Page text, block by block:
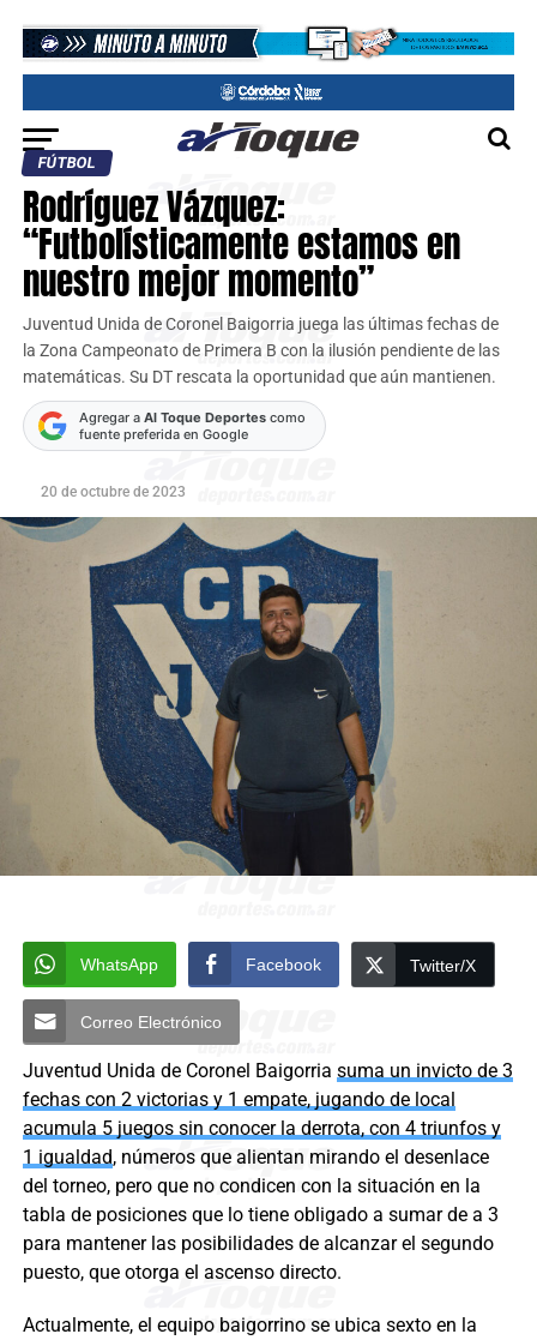
FÚTBOL
Rodríguez Vázquez:
“Futbolísticamente estamos en
nuestro mejor momento”
Juventud Unida de Coronel Baigorria juega las últimas fechas de
la Zona Campeonato de Primera B con la ilusión pendiente de las
matemáticas. Su DT rescata la oportunidad que aún mantienen.
Agregar a Al Toque Deportescomo
fuente preferida en Google
20 de octubre de 2023
WhatsApp Facebook Twitter/X
Correo Electrónico
Juventud Unida de Coronel Baigorria suma un invicto de 3
fechas con 2 victorias y 1 empate, jugando de local
acumula 5 juegos sin conocer la derrota, con 4 triunfos y
1 igualdad, números que alientan mirando el desenlace
del torneo, pero que no condicen con la situación en la
tabla de posiciones que lo tiene obligado a sumar de a 3
para mantener las posibilidades de alcanzar el segundo
puesto, que otorga el ascenso directo.
Actualmente, el equipo baigorrino se ubica sexto en la